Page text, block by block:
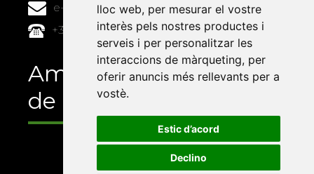
lloc web, per mesurar el vostre
interès pels nostres productes i
serveis i per personalitzar les
interaccions de màrqueting, per
oferir anuncis més rellevants per a
vostè.
Estic d’acord
Declino
e-buc@vives.org
+34 964 72 89 93
Amb el suport
de